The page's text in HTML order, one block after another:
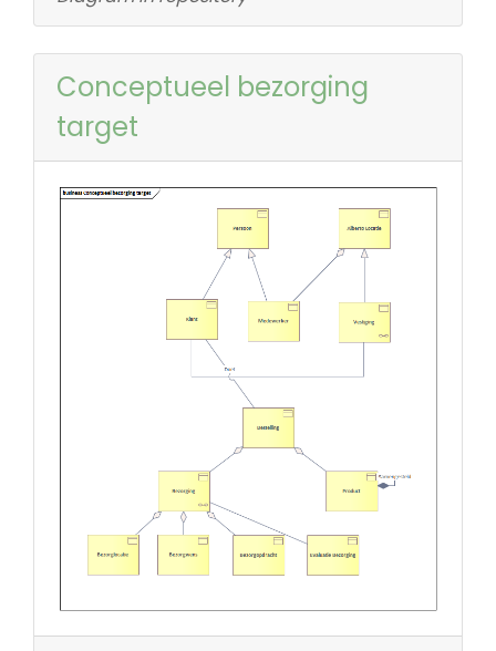
Conceptueel bezorging
target